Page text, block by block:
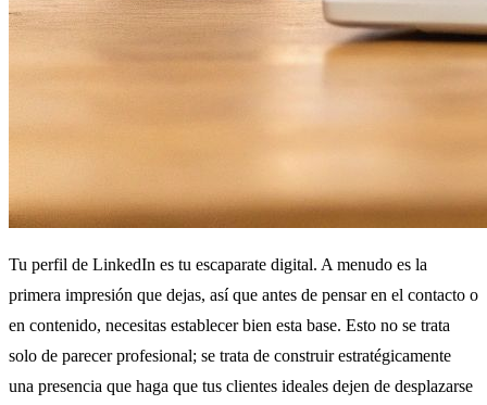
Tu perfil de LinkedIn es tu escaparate digital. A menudo es la
primera impresión que dejas, así que antes de pensar en el contacto o
en contenido, necesitas establecer bien esta base. Esto no se trata
solo de parecer profesional; se trata de construir estratégicamente
una presencia que haga que tus clientes ideales dejen de desplazarse